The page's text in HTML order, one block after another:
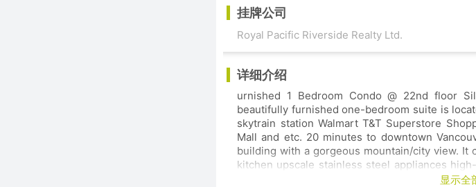
挂牌公司
Royal Pacific Riverside Realty Ltd.
详细介绍
urnished 1 Bedroom Condo @ 22nd floor
beautifully furnished one-bedroom suite is
skytrain station Walmart T&T Superstore Shopping mall library Bonsor Rec centre Crystal
Mall and etc. 20 minutes to downtown
building with a gorgeous mountain/city view. It comes
kitchen upscale stainless steel appliances high-end furnitures and 55"" Samsung smart TV
(as it shows in the pics). The only thing you need is to显示全